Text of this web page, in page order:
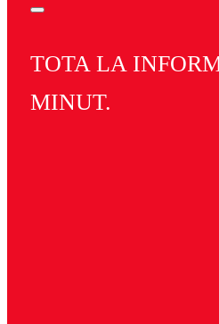
TOTA LA
MINUT.